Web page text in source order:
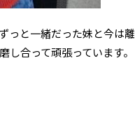
っと一緒だった妹と今は離
合って頑張っています。